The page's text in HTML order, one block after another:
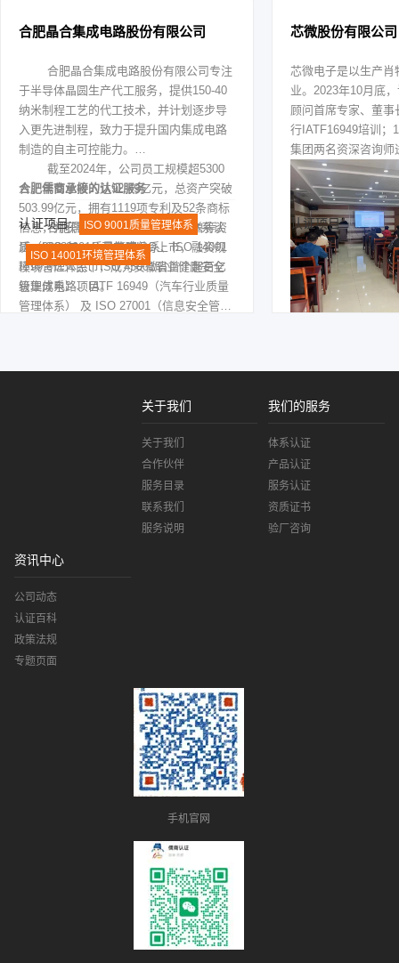
合肥晶合集成电路股份有限公司
合肥晶合集成电路股份有限公司专注
于半导体晶圆生产代工服务，提供150-40
纳米制程工艺的代工技术，并计划逐步导
入更先进制程，致力于提升国内集成电路
制造的自主可控能力。
截至2024年，公司员工规模超5300
人，年营业收入达92.49亿元，总资产突破
503.99亿元，拥有1119项专利及52条商标
信息，并获评高新技术企业、独角兽等资
质。2023年，公司完成IPO上市，融资规
模99.6亿人民币，成为安徽省首个超百亿
级集成电路项目。
合肥儒商承接的认证服务
合肥儒商为晶合集成提供 三体系认
证（ISO 9001质量管理体系、ISO 14001
环境管理体系、ISO 45001职业健康安全
管理体系）、IATF 16949（汽车行业质量
管理体系） 及 ISO 27001（信息安全管理
认证项目: ISO 9001质量管理体系
ISO 14001环境管理体系
ISO 45001职业健康安全管理体系
芯微股份有限公司
芯微电子是以生产
业。2023年10月底
顾问首席专家、董
行IATF16949培训；
集团两名资深咨询师
题找不足；经过一段
微公司领导对儒商顾
赞不绝口，并签订长
认证项目:
关于我们
关于我们
合作伙伴
服务目录
联系我们
服务说明
我们的服务
体系认证
产品认证
服务认证
资质证书
验厂咨询
资讯中心
公司动态
认证百科
政策法规
专题页面
手机官网